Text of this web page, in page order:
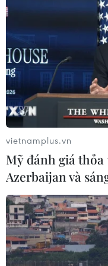
Chương trình mục
thành một tổng thể
07/08/2026 13:06
Tháo gỡ dứt điểm
hữu dự án Nhà máy
Ninh Thuận
07/08/2026 09:27
Masterise Homes
khách hàng trên
pháp tài chính ưu
07/08/2026 08:39
Kho bạc Nhà nước:
vietnamplus.vn
Mỹ đánh giá
Azerbaijan và